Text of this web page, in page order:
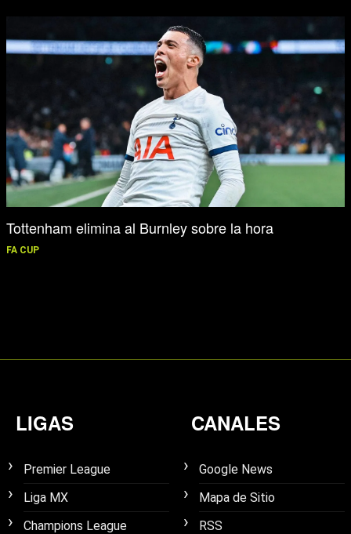
Tottenham elimina al Burnley sobre la hora
FA CUP
LIGAS
Premier League
Liga MX
Champions League
CANALES
Google News
Mapa de Sitio
RSS